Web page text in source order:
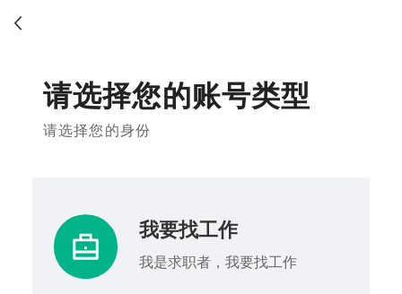
请选择您的账号类型
请选择您的身份
我要找工作
我是求职者，我要找工作